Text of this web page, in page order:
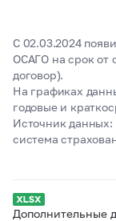
С 02.03.2024
ОСАГО на срок от
договор).
На графиках
годовые и
Источник
система
Дополнительные